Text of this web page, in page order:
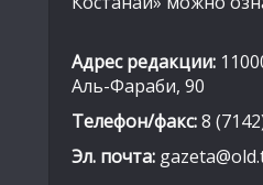
Адрес редакции:
Аль-Фараби, 90
Телефон/факс:8
Эл. почта: